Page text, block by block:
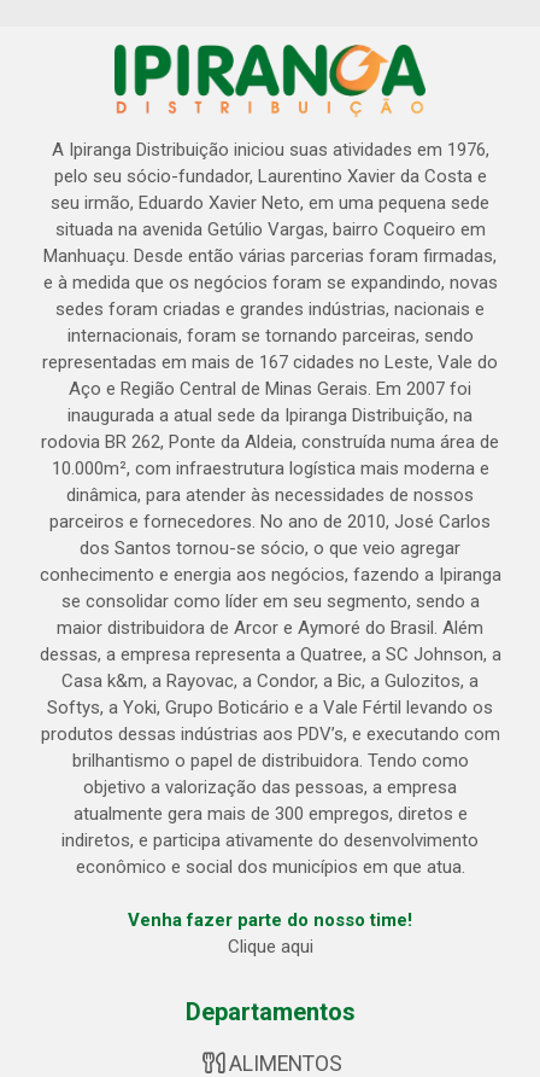
A Ipiranga Distribuição iniciou suas atividades em 1976,
pelo seu sócio-fundador, Laurentino Xavier da Costa e
seu irmão, Eduardo Xavier Neto, em uma pequena sede
situada na avenida Getúlio Vargas, bairro Coqueiro em
Manhuaçu. Desde então várias parcerias foram firmadas,
e à medida que os negócios foram se expandindo, novas
sedes foram criadas e grandes indústrias, nacionais e
internacionais, foram se tornando parceiras, sendo
representadas em mais de 167 cidades no Leste, Vale do
Aço e Região Central de Minas Gerais. Em 2007 foi
inaugurada a atual sede da Ipiranga Distribuição, na
rodovia BR 262, Ponte da Aldeia, construída numa área de
10.000m², com infraestrutura logística mais moderna e
dinâmica, para atender às necessidades de nossos
parceiros e fornecedores. No ano de 2010, José Carlos
dos Santos tornou-se sócio, o que veio agregar
conhecimento e energia aos negócios, fazendo a Ipiranga
se consolidar como líder em seu segmento, sendo a
maior distribuidora de Arcor e Aymoré do Brasil. Além
dessas, a empresa representa a Quatree, a SC Johnson, a
Casa k&m, a Rayovac, a Condor, a Bic, a Gulozitos, a
Softys, a Yoki, Grupo Boticário e a Vale Fértil levando os
produtos dessas indústrias aos PDV’s, e executando com
brilhantismo o papel de distribuidora. Tendo como
objetivo a valorização das pessoas, a empresa
atualmente gera mais de 300 empregos, diretos e
indiretos, e participa ativamente do desenvolvimento
econômico e social dos municípios em que atua.
Venha fazer parte do nosso time!
Clique aqui
Departamentos
ALIMENTOS